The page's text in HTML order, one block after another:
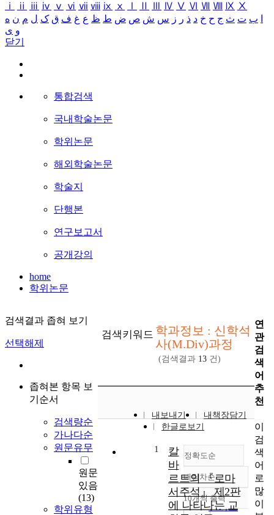
ⅰ
ⅱ ⅲ ⅳ ⅴ ⅵ ⅶ ⅷ ⅸ ⅹ Ⅳ Ⅴ Ⅵ Ⅶ Ⅷ Ⅸ Ⅹ
ب ت ث ج ح خ د ذ ر ز س ش ص ض ط ظ ع غ ف ق ک ل م ن ه
و ی
닫기
통합검색
국내학술논문
학위논문
해외학술논문
학술지
단행본
연구보고서
공개강의
home
학위논문
검색결과 좁혀 보기
선택해제
좁혀본 항목 보
기순서
검색량순
가나다순
원문유무
원문
있음
(13)
학위유형
검색키워드 학과정보 : 신학석
사(M.Div)과정
(검색결과 13 건)
내보내기
내책장담기
한글로보기
정확도순
정확도
순
인기도
내림차순
내림차순
10개씩 출력
1
칼
바
르트의 『로마
서주석』 제2판
에 나타나는 교
연
관
검
색
어
추
천
이
검
색
어
로
많
이